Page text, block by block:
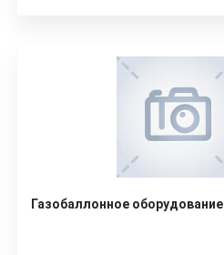
Газобаллонное оборудование